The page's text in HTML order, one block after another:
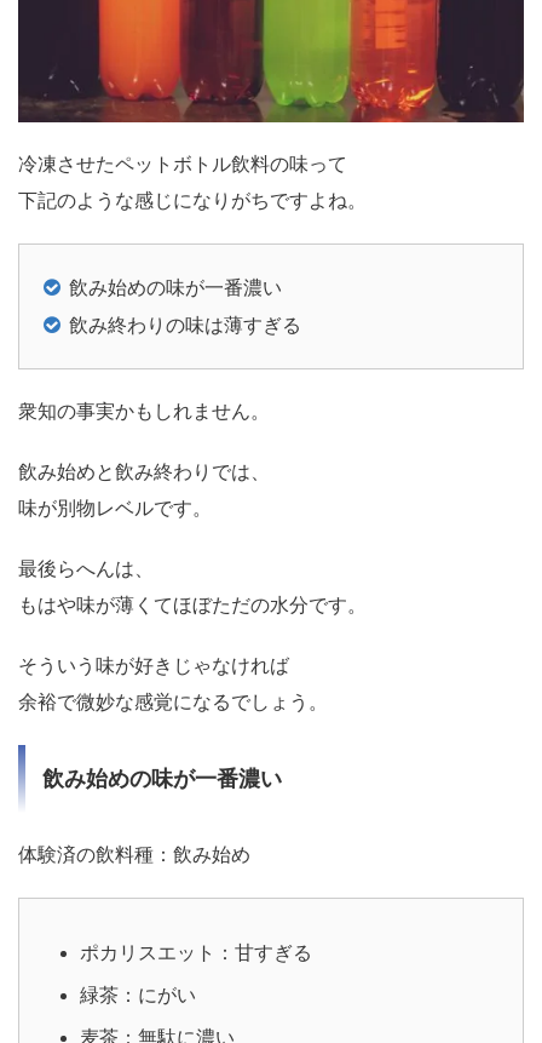
冷凍させたペットボトル飲料の味って
下記のような感じになりがちですよね。
飲み始めの味が一番濃い
飲み終わりの味は薄すぎる
衆知の事実かもしれません。
飲み始めと飲み終わりでは、
味が別物レベルです。
最後らへんは、
もはや味が薄くてほぼただの水分です。
そういう味が好きじゃなければ
余裕で微妙な感覚になるでしょう。
飲み始めの味が一番濃い
体験済の飲料種：飲み始め
ポカリスエット：甘すぎる
緑茶：にがい
麦茶：無駄に濃い